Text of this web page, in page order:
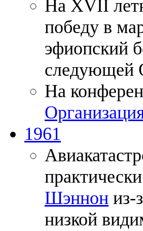
На XVII
победу в
эфиопский
следующей
На
1961
Шэннон из-
низкой